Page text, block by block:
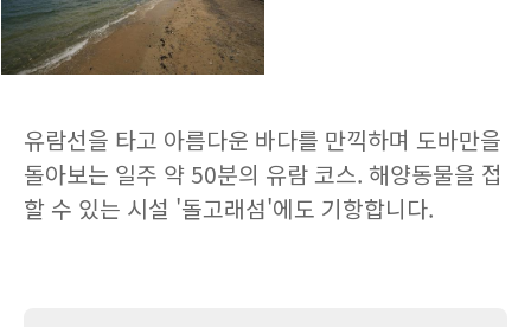
유람선을 타고 아름다운 바다를 만끽하며 도바만을
돌아보는 일주 약 50분의 유람 코스. 해양동물을 접
할 수 있는 시설 '돌고래섬'에도 기항합니다.